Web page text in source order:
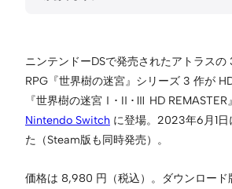
ニンテンドーDSで発売されたアトラスの
RPG『世界樹の迷宮』シリーズ 3 作が
『世界樹の迷宮Ⅰ･Ⅱ･Ⅲ HD REMASTER
Nintendo Switch に登場。2023年6月1日
た（Steam版も同時発売）。
価格は 8,980 円（税込）。ダウンロード